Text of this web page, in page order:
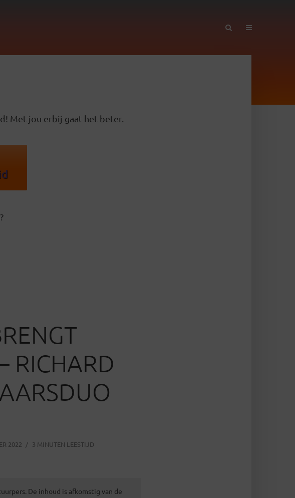
Met jou erbij gaat het beter.
RICHARD
2022 3 MINUTEN LEESTIJD
De inhoud is afkomstig van de